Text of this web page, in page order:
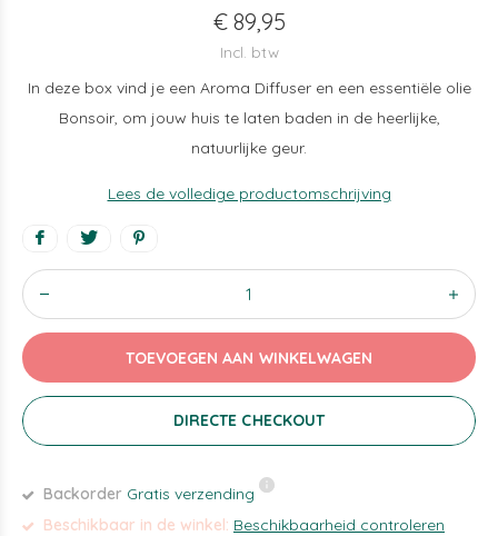
€ 89,95
Incl. btw
In deze box vind je een Aroma Diffuser en een essentiële olie
Bonsoir, om jouw huis te laten baden in de heerlijke,
natuurlijke geur.
Lees de volledige productomschrijving
TOEVOEGEN AAN WINKELWAGEN
DIRECTE CHECKOUT
Backorder Gratis verzending
Beschikbaar in de winkel: Beschikbaarheid controleren